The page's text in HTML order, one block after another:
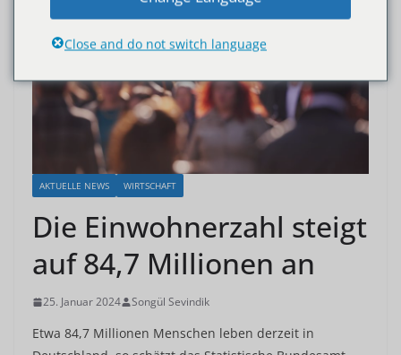
AKTUELLE NEWS WIRTSCHAFT
Die Einwohnerzahl steigt
auf 84,7 Millionen an
25. Januar 2024 Songül Sevindik
Etwa 84,7 Millionen Menschen leben derzeit in
Close and do not switch language